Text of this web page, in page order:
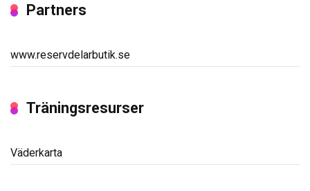
Partners
www.reservdelarbutik.se
Träningsresurser
Väderkarta